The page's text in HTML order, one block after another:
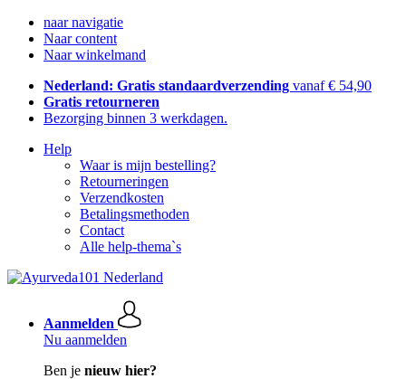
naar navigatie
Naar content
Naar winkelmand
Nederland: Gratis standaardverzending vanaf € 54,90
Gratis retourneren
Bezorging binnen 3 werkdagen.
Help
Waar is mijn bestelling?
Retourneringen
Verzendkosten
Betalingsmethoden
Contact
Alle help-thema`s
Aanmelden
Nu aanmelden
Ben je nieuw hier?